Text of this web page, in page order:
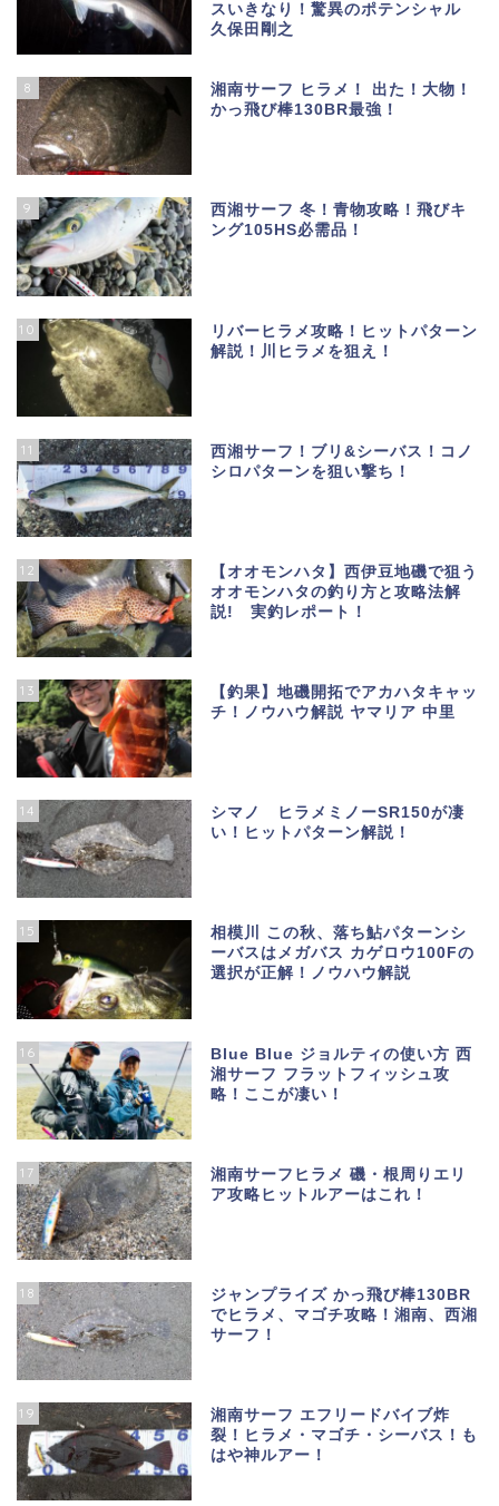
スいきなり！驚異のポテンシャル
久保田剛之
8
湘南サーフ ヒラメ！ 出た！大物！
かっ飛び棒130BR最強！
9
西湘サーフ 冬！青物攻略！飛びキ
ング105HS必需品！
10
リバーヒラメ攻略！ヒットパターン
解説！川ヒラメを狙え！
11
西湘サーフ！ブリ&シーバス！コノ
シロパターンを狙い撃ち！
12
【オオモンハタ】西伊豆地磯で狙う
オオモンハタの釣り方と攻略法解
説! 実釣レポート！
13
【釣果】地磯開拓でアカハタキャッ
チ！ノウハウ解説 ヤマリア 中里
14
シマノ ヒラメミノーSR150が凄
い！ヒットパターン解説！
15
相模川 この秋、落ち鮎パターンシ
ーバスはメガバス カゲロウ100Fの
選択が正解！ノウハウ解説
16
Blue Blue ジョルティの使い方 西
湘サーフ フラットフィッシュ攻
略！ここが凄い！
17
湘南サーフヒラメ 磯・根周りエリ
ア攻略ヒットルアーはこれ！
18
ジャンプライズ かっ飛び棒130BR
でヒラメ、マゴチ攻略！湘南、西湘
サーフ！
19
湘南サーフ エフリードバイブ炸
裂！ヒラメ・マゴチ・シーバス！も
はや神ルアー！